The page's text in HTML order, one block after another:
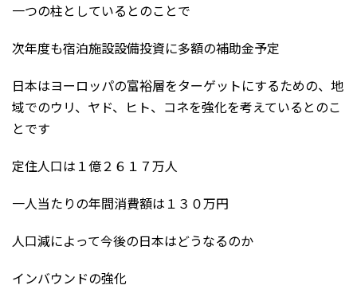
一つの柱としているとのことで
次年度も宿泊施設設備投資に多額の補助金予定
日本はヨーロッパの富裕層をターゲットにするための、地
域でのウリ、ヤド、ヒト、コネを強化を考えているとのこ
とです
定住人口は１億２６１７万人
一人当たりの年間消費額は１３０万円
人口減によって今後の日本はどうなるのか
インバウンドの強化